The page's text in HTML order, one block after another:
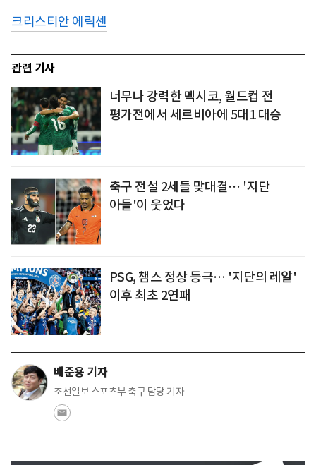
크리스티안 에릭센
관련 기사
너무나 강력한 멕시코, 월드컵 전
평가전에서 세르비아에 5대1 대승
축구 전설 2세들 맞대결… '지단
아들'이 웃었다
PSG, 챔스 정상 등극… '지단의 레알'
이후 최초 2연패
배준용 기자
조선일보 스포츠부 축구 담당 기자